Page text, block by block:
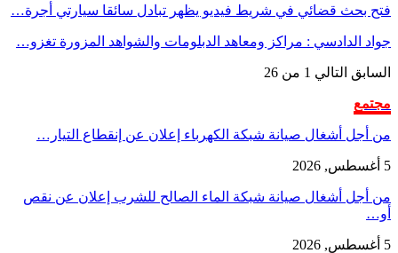
فتح بحث قضائي في شريط فيديو يظهر تبادل سائقا سيارتي أجرة…
جواد الدادسي : مراكز ومعاهد الدبلومات والشواهد المزورة تغزو…
السابق التالي 1 من 26
مجتمع
من أجل أشغال صيانة شبكة الكهرباء إعلان عن إنقطاع التيار…
5 أغسطس, 2026
من أجل أشغال صيانة شبكة الماء الصالح للشرب إعلان عن نقص
أو…
5 أغسطس, 2026